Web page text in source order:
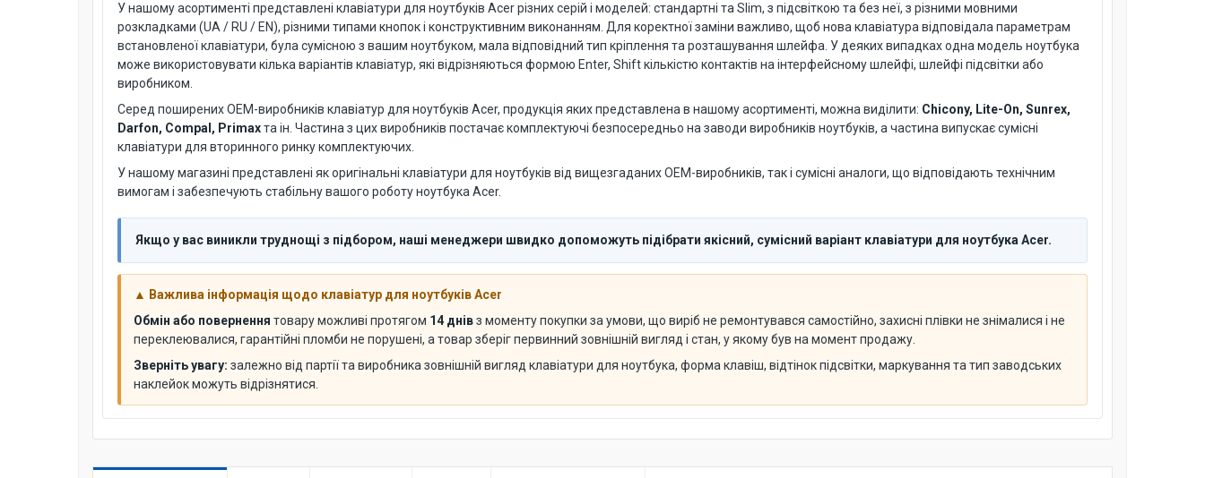
У нашому асортименті представлені клавіатури для ноутбуків Acer різних серій і моделей: стандартні та Slim, з підсвіткою та без неї, з різними мовними
розкладками (UA / RU / EN), різними типами кнопок і конструктивним виконанням. Для коректної заміни важливо, щоб нова клавіатура відповідала параметрам
встановленої клавіатури, була сумісною з вашим ноутбуком, мала відповідний тип кріплення та розташування шлейфа. У деяких випадках одна модель ноутбука
може використовувати кілька варіантів клавіатур, які відрізняються формою Enter, Shift кількістю контактів на інтерфейсному шлейфі, шлейфі підсвітки або
виробником.
Серед поширених OEM-виробників клавіатур для ноутбуків Acer, продукція яких представлена в нашому асортименті, можна виділити: Chicony, Lite-On, Sunrex,
Darfon, Compal, Primaxта ін. Частина з цих виробників постачає комплектуючі безпосередньо на заводи виробників ноутбуків, а частина випускає сумісні
клавіатури для вторинного ринку комплектуючих.
У нашому магазині представлені як оригінальні клавіатури для ноутбуків від вищезгаданих OEM-виробників, так і сумісні аналоги, що відповідають технічним
вимогам і забезпечують стабільну вашого роботу ноутбука Acer.
Якщо у вас виникли труднощі з підбором, наші менеджери швидко допоможуть підібрати якісний, сумісний варіант клавіатури для ноутбука Acer.
▲ Важлива інформація щодо клавіатур для ноутбуків Acer
Обмін або повернення товару можливі протягом 14 днівз моменту покупки за умови, що виріб не ремонтувався самостійно, захисні плівки не знімалися і не
переклеювалися, гарантійні пломби не порушені, а товар зберіг первинний зовнішній вигляд і стан, у якому був на момент продажу.
Зверніть увагу: залежно від партії та виробника зовнішній вигляд клавіатури для ноутбука, форма клавіш, відтінок підсвітки, маркування та тип заводських
наклейок можуть відрізнятися.